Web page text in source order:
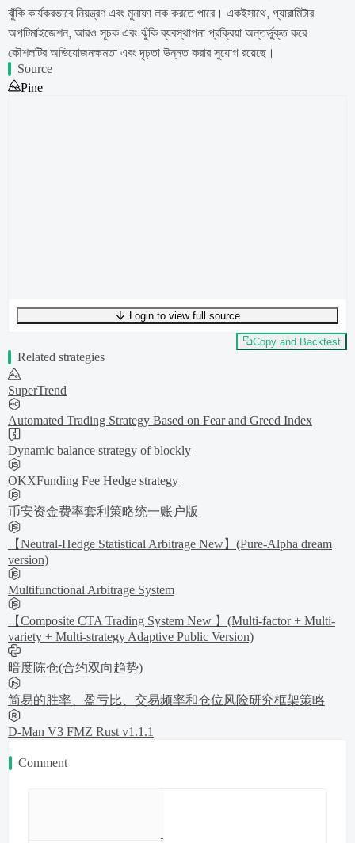
ঝুঁকি কার্যকরভাবে নিয়ন্ত্রণ এবং মুনাফা লক করতে পারে। একইসাথে, প্যারামিটার
অপটিমাইজেশন, আরও সূচক এবং ঝুঁকি ব্যবস্থাপনা প্রক্রিয়া অন্তর্ভুক্ত করে
কৌশলটির অভিযোজনক্ষমতা এবং দৃঢ়তা উন্নত করার সুযোগ রয়েছে।
Source
Pine
UTF-8251 bytes37 words0 linesLn 1,Col 0
Login to view full source
Copy and Backtest
Related strategies
SuperTrend
Automated Trading Strategy Based on Fear and Greed Index
Dynamic balance strategy of blockly
OKXFunding Fee Hedge strategy
币安资金费率套利策略统一账户版
【Neutral-Hedge Statistical Arbitrage New】(Pure-Alpha dream
version)
Multifunctional Arbitrage System
【Composite CTA Trading System New 】(Multi-factor + Multi-
variety + Multi-strategy Adaptive Public Version)
暗度陈仓(合约双向趋势)
简易的胜率、盈亏比、交易频率和仓位风险研究框架策略
D-Man V3 FMZ Rust v1.1.1
Comment